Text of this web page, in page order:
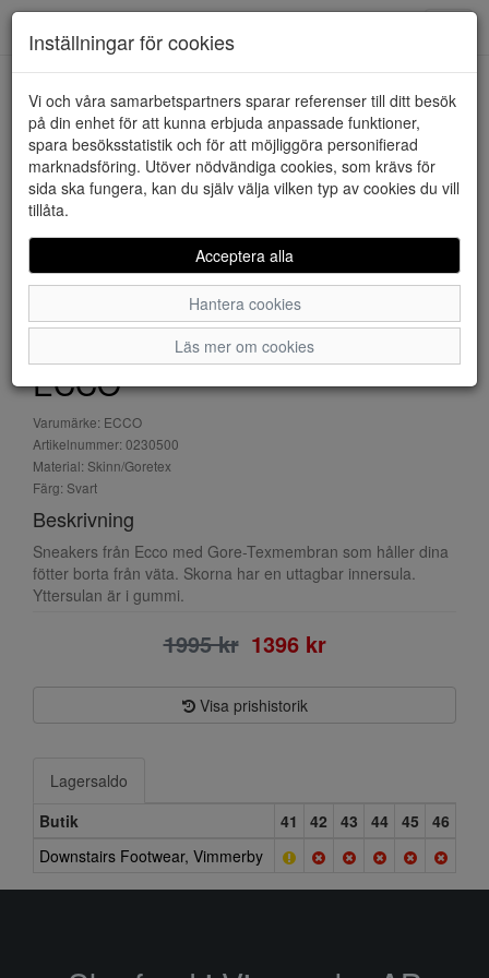
HEM ECCO
ECCO
Varumärke: ECCO
Artikelnummer: 0230500
Material: Skinn/Goretex
Färg: Svart
Beskrivning
Sneakers från Ecco med Gore-Texmembran som håller dina
fötter borta från väta. Skorna har en uttagbar innersula.
Yttersulan är i gummi.
1995 kr 1396 kr
Visa prishistorik
Lagersaldo
Butik
41 42 43 44 45
46
Downstairs Footwear, Vimmerby
Inställningar för cookies
Vi och våra samarbetspartners sparar referenser till ditt besök
på din enhet för att kunna erbjuda anpassade funktioner,
spara besöksstatistik och för att möjliggöra personifierad
marknadsföring. Utöver nödvändiga cookies, som krävs för
sida ska fungera, kan du själv välja vilken typ av cookies du vill
tillåta.
Acceptera alla
Hantera cookies
Läs mer om cookies